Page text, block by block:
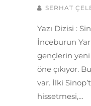
SERHAT
Yazı Dizisi :
İnceburun
gençlerin
öne çıkıyor.
var. İlki
hissetmesi,…